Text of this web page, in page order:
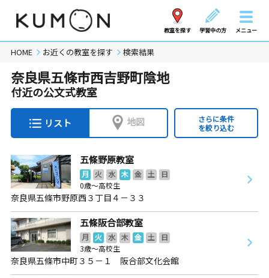
教室を探す 学習中の方 メニュー
HOME お近くの教室を探す 検索結果
奈良県五條市西吉野町陰地
付近の公文式教室
リスト 地図
さらに条件
を絞り込む
五條野原教室
月 火 水 木 金 土
日
0歳～高校生
奈良県五條市野原西３丁目４－３３
五條阪合部教室
月 火 水 木 金 土
日
3歳～高校生
奈良県五條市中町３５－１ 阪合部文化会館